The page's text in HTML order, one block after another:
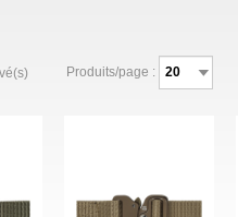
Produits/page :